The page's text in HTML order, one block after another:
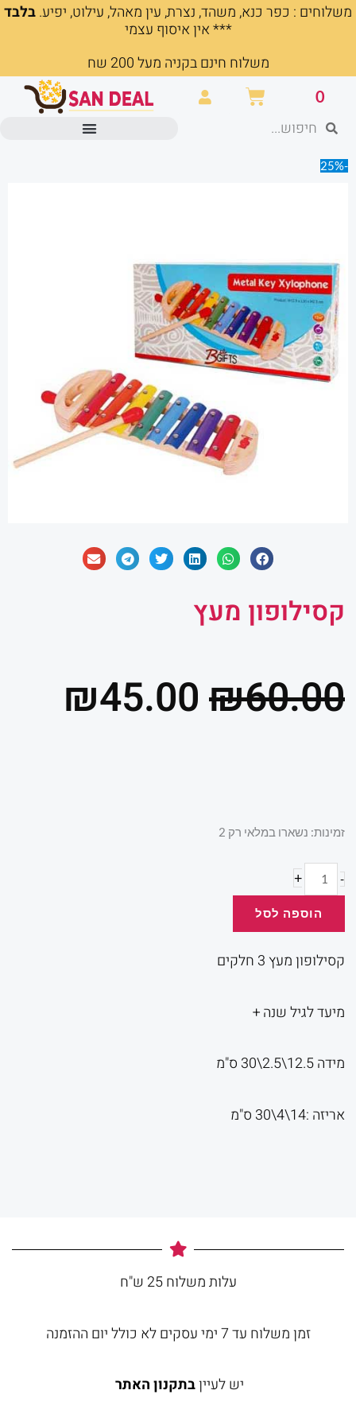
דילוג
משלוחים : כפר כנא, משהד, נצרת, עין מאהל, עילוט, יפיע.בלבד
*** אין איסוף עצמי
משלוח חינם בקניה מעל 200 שח
0 עגלת
קניות חיפושחיפוש
-25%
קסילופון מעץ
₪60.00
המחיר₪45.00
זמינות: נשארו במלאי רק 2
-
כמות
קסילופון
מעץ
+
הוספה לסל
קסילופון מעץ 3 חלקים
מיעד לגיל שנה +
מידה 12.5\2.5\30 ס"מ
אריזה :14\4\30 ס"מ
עלות משלוח 25 ש"ח
זמן משלוח עד 7 ימי עסקים לא כולל יום ההזמנה
יש לעייןבתקנון האתר